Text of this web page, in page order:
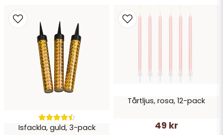
Isfackla, guld, 3-pack
Tårtljus, rosa, 12-pack
49 kr